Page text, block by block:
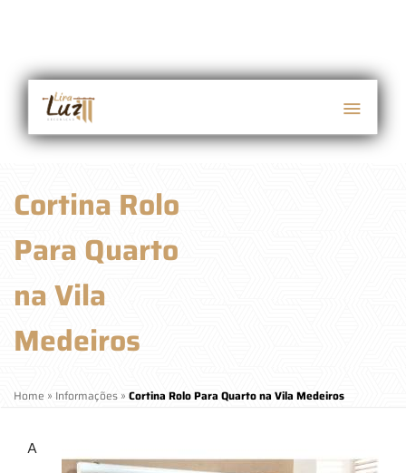
Cortina Rolo
Para Quarto
na Vila
Medeiros
Home » Informações » Cortina Rolo Para Quarto na Vila Medeiros
A